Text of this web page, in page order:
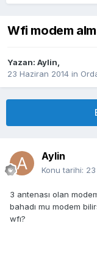
Wfi modem
Yazan: Aylin,
23 Haziran 2014 in
Aylin
Konu tarihi:
3 antenası olan
bahadı mu modem
wfı?